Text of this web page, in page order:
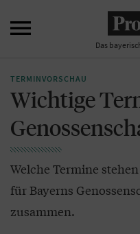

Das
TERMINVORSCHAU
Wichtige
Welche Termine
für Bayerns
zusammen.